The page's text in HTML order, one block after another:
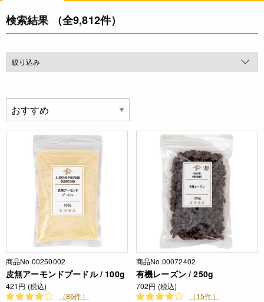
検索結果 （全9,812件）
絞り込み
商品No.00250002
皮無アーモンドプードル / 100g
421円 (税込)
（86件）
商品No.00072402
有機レーズン / 250g
702円 (税込)
（15件）